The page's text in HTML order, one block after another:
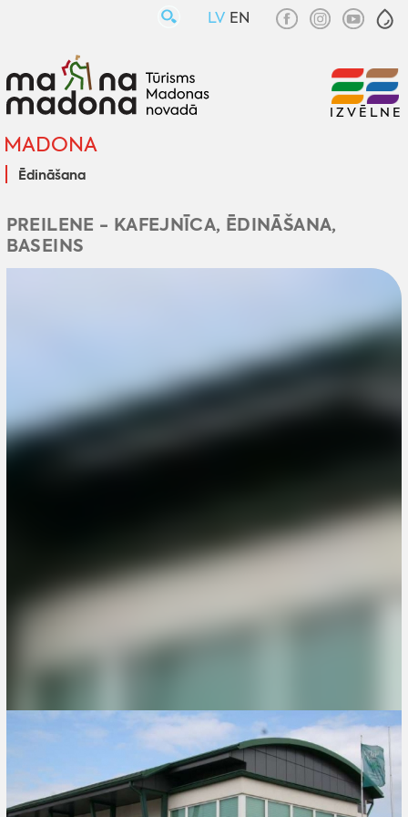
LV EN
MADONA
Ēdināšana
IZVĒLNE
PREILENE - KAFEJNĪCA, ĒDINĀŠANA,
BASEINS